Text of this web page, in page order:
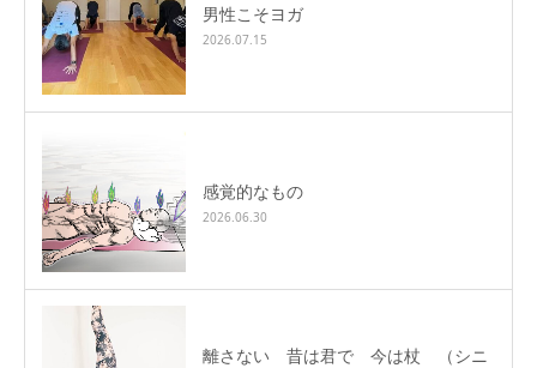
男性こそヨガ
2026.07.15
感覚的なもの
2026.06.30
離さない 昔は君で 今は杖 （シニ